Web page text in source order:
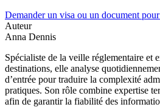
Demander un visa ou un document
Auteur
Anna Dennis
Spécialiste de la veille réglementaire et
destinations, elle analyse
d’entrée pour traduire la complexité
pratiques. Son rôle combine expertise
afin de garantir la fiabilité des